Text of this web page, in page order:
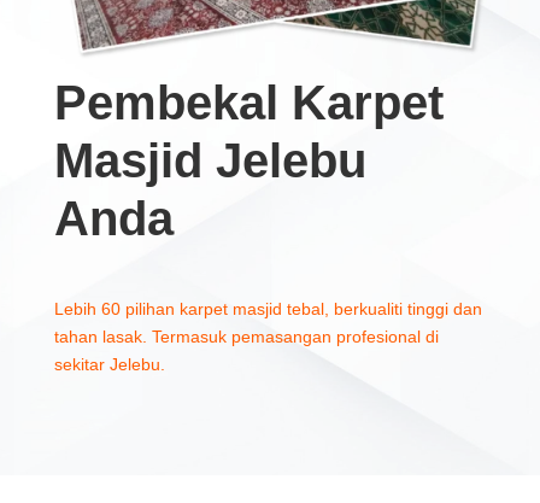
Pembekal Karpet
Masjid Jelebu
Anda
Lebih 60 pilihan karpet masjid tebal, berkualiti tinggi dan
tahan lasak. Termasuk pemasangan profesional di
sekitar Jelebu.